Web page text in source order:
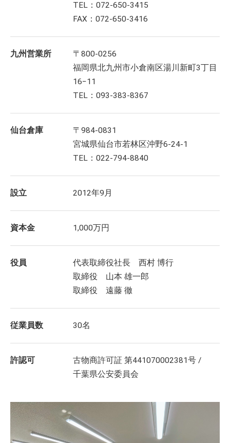
TEL：072-650-3415
FAX：072-650-3416
九州営業所
〒800-0256
福岡県北九州市小倉南区湯川新町3丁目
16−11
TEL：093-383-8367
仙台倉庫
〒984-0831
宮城県仙台市若林区沖野6-24-1
TEL：022-794-8840
設立 2012年9月
資本金 1,000万円
役員
代表取締役社長 西村 博行
取締役 山本 雄一郎
取締役 遠藤 徹
従業員数 30名
許認可
古物商許可証 第441070002381号 /
千葉県公安委員会